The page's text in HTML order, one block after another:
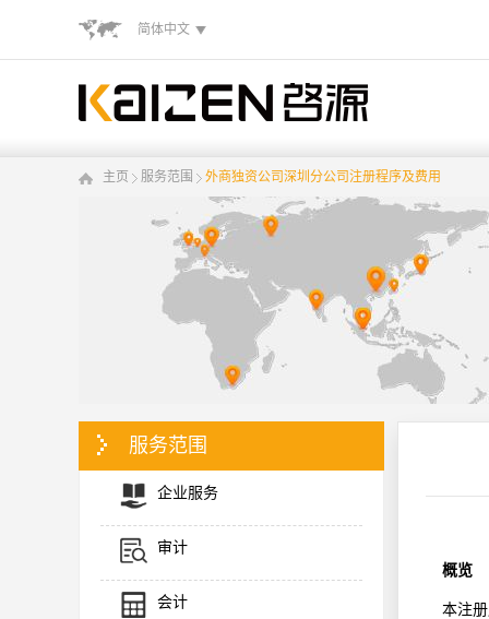
简体中文
主页 服务范围 外商独资公司深圳分公司注册程序及费用
概览
本注
服务范围
企业服务
审计
会计